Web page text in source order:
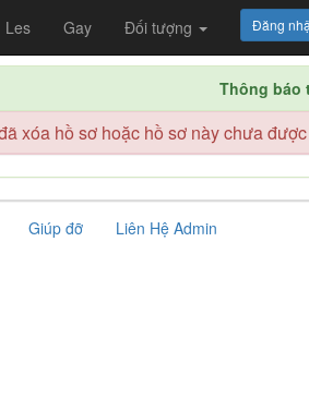
Les Gay Đối tượng Đăng
Thông báo
xóa hồ sơ hoặc hồ sơ này chưa
Giúp đỡ Liên Hệ Admin